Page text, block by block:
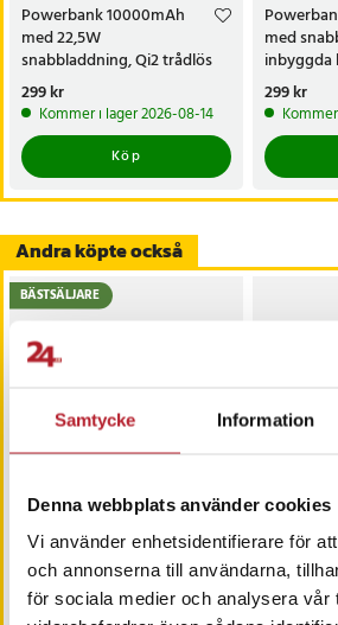
Samtycke Information
Denna webbplats använder cookies
Vi använder enhetsidentifierare för
och annonserna till användarna,
för sociala medier och analysera vår
Powerbank 10000mAh
med 22,5W
snabbladdning, Qi2 trådlös
laddning och inbyggt stativ
Pris:299 kr
299 kr
Kommer i lager 2026-08-14
Köp
med
inbyggda
Pris:299 kr
299 kr
Andra köpte också
BÄSTSÄLJARE
OBD2 felkodsläsare /
bildiagnosverktyg /
diagnosverktyg för bil
Nuvarande pris:
3 698 krTidigare pris:3 999 kr
3 698 kr 3 999 kr
Pris:1
1 500 kr